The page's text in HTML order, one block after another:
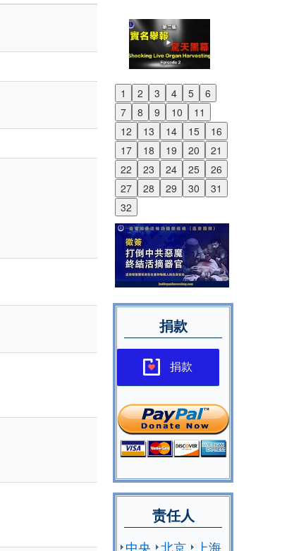
1 2 3 4 5
6
7
8 9 10
11
12
13 14 15
16
17
18 19 20
21
22
23 24 25
26
27
28 29 30
31
32
Previous
Next
捐款
捐款
责任人
中央 北京
上海